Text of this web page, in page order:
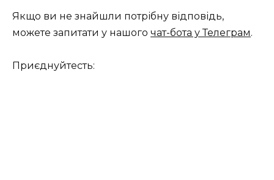
Якщо ви не знайшли потрібну відповідь,
можете запитати у нашого чат-бота у Телеграм.
Приєднуйтесть: